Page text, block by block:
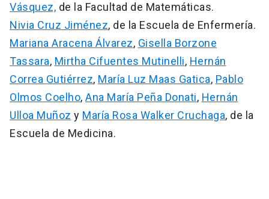
Vásquez, de la Facultad de Matemáticas.
Nivia Cruz Jiménez, de la Escuela de Enfermería.
Mariana Aracena Álvarez, Gisella Borzone
Tassara, Mirtha Cifuentes Mutinelli, Hernán
Correa Gutiérrez, María Luz Maas Gatica, Pablo
Olmos Coelho, Ana María Peña Donati, Hernán
Ulloa Muñoz y María Rosa Walker Cruchaga, de la
Escuela de Medicina.